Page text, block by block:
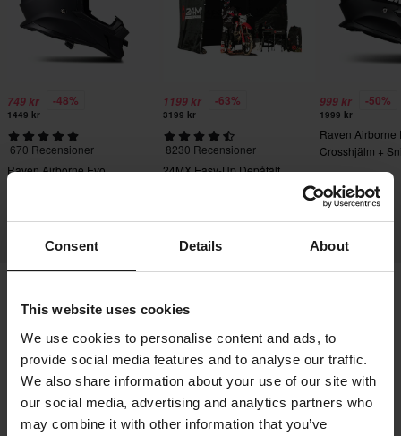
Consent Details About
This website uses cookies
We use cookies to personalise content and ads, to
provide social media features and to analyse our traffic.
We also share information about your use of our site with
our social media, advertising and analytics partners who
may combine it with other information that you’ve
749 kr -48%
1449 kr
670 Recensioner
Raven Airborne Evo
1199 kr -63%
3199 kr
8230 Recensioner
24MX Easy-Up Depåtält
999 kr -50%
1999 kr
Raven Airborne
Crosshjälm +
Frakt & Leverans
Integritetspolicy
Returer
Ångerrätt
Orderstatus
Reklamationer & Klagomål
Information om återvinning
Om 24mx.se
Lediga jobb
Försäkran om överensstämmelse